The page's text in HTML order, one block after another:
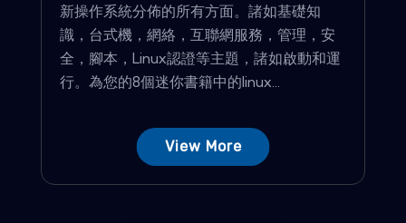
新操作系統分佈的所有方面。諸如基礎知
識，台式機，網絡，互聯網服務，管理，安
全，腳本，Linux認證等主題，諸如啟動和運
行。為您的8個迷你書籍中的linux...
View More